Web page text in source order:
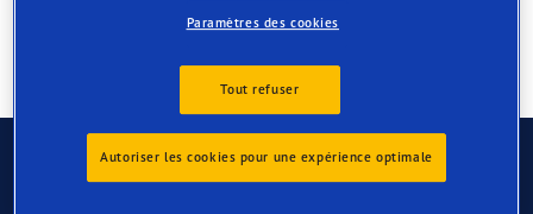
Contactez-nous
Paramètres des cookies
Tout refuser
Autoriser les cookies pour une expérience optimale